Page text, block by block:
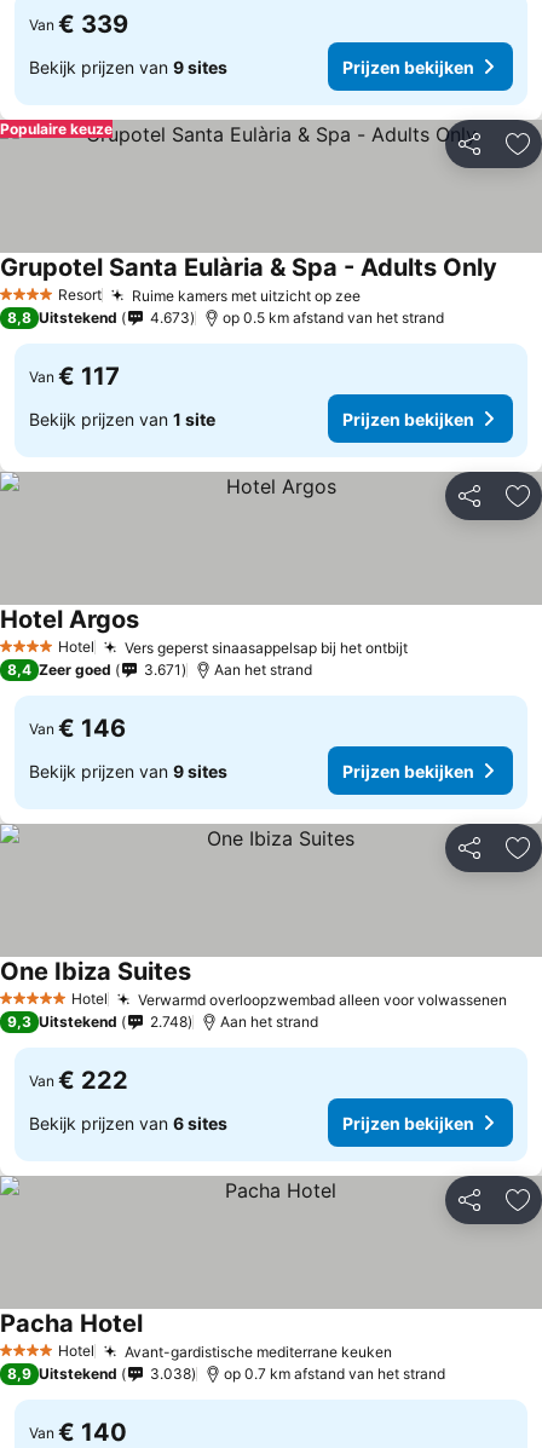
Van € 339
Bekijk prijzen van 9 sites Prijzen bekijken
Delen
Populaire keuze
4 SterrenResort Ruime kamers met uitzicht op zeePrijzen bekijken
Grupotel Santa Eulària & Spa - Adults Only
8,8 Uitstekend 4.673 op 0.5 km afstand van het strand
Van € 117
Bekijk prijzen van 1 site Prijzen bekijken
Delen
4 SterrenHotel Vers geperst sinaasappelsap bij het ontbijtPrijzen
Hotel ArgosPrijzen bekijken
8,4 Zeer goed 3.671 Aan het strand
Van € 146
Bekijk prijzen van 9 sites Prijzen bekijken
Delen
5 Sterren Hotel Verwarmd overloopzwembad alleen voor volwassenen
One Ibiza SuitesPrijzen bekijken
9,3 Uitstekend 2.748 Aan het strand
Van € 222
Bekijk prijzen van 6 sites Prijzen bekijken
Delen
4 SterrenHotel Avant-gardistische mediterrane keuken
Pacha HotelPrijzen bekijken
8,9 Uitstekend 3.038 op 0.7 km afstand van het strand
Van € 140